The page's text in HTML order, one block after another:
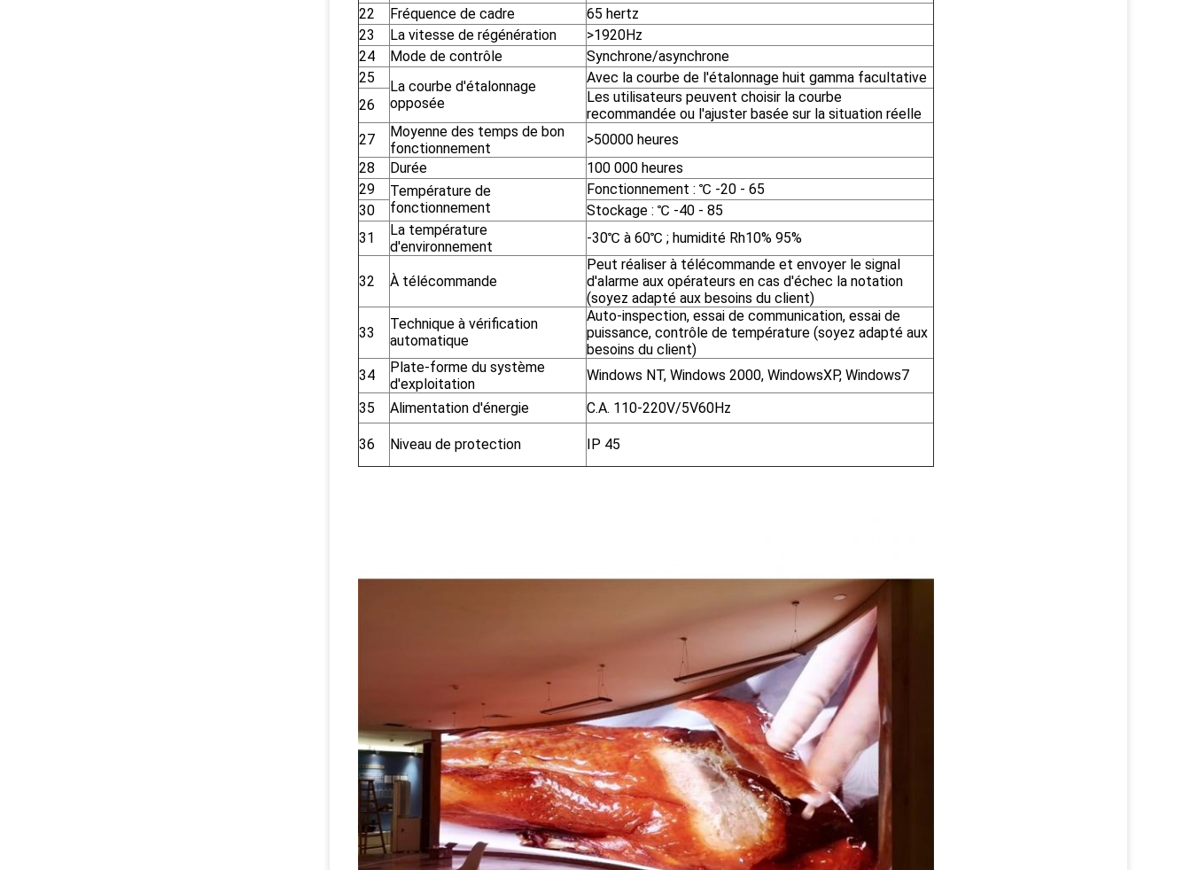
22
Fréquence de cadre
65 hertz
23
La vitesse de régénération
>1920Hz
24
Mode de contrôle
Synchrone/asynchrone
25
La courbe d'étalonnage
opposée
Avec la courbe de l'étalonnage huit gamma facultative
26
Les utilisateurs peuvent choisir la courbe
recommandée ou l'ajuster basée sur la situation réelle
27
Moyenne des temps de bon
fonctionnement
>50000 heures
28
Durée
100 000 heures
29
Température de
fonctionnement
Fonctionnement : ℃ -20 - 65
30
Stockage : ℃ -40 - 85
31
La température
d'environnement
-30℃ à 60℃ ; humidité Rh10% 95%
32 À télécommande
Peut réaliser à télécommande et envoyer le signal
d'alarme aux opérateurs en cas d'échec la notation
(soyez adapté aux besoins du client)
33
Technique à vérification
automatique
Auto-inspection, essai de communication, essai de
puissance, contrôle de température (soyez adapté aux
besoins du client)
34
Plate-forme du système
d'exploitation
Windows NT, Windows 2000, WindowsXP, Windows7
35
Alimentation d'énergie C.A. 110-220V/5V60Hz
36 Niveau de protection IP 45